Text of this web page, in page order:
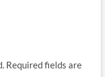
Required fields are